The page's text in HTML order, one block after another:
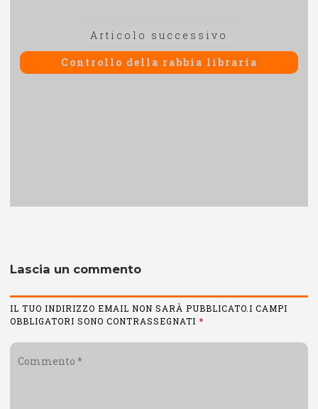
Articolo successivo
successivo:
Controllo della rabbia libraria
Lascia un commento
IL TUO INDIRIZZO EMAIL NON SARÀ PUBBLICATO.I CAMPI
OBBLIGATORI SONO CONTRASSEGNATI *